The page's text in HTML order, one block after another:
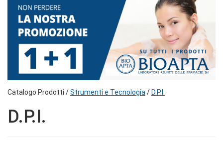
Catalogo Prodotti /Strumenti e Tecnologia /D.P.I.
D.P.I.